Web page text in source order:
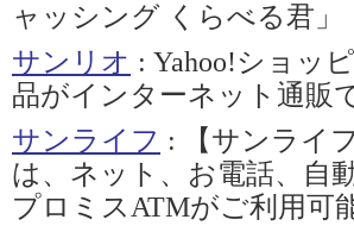
ャッシング くらべる君」
サンリオ : Yahoo!ショッ
品がインターネット通販
サンライフ : 【サンライ
は、ネット、お電話、自
プロミスATMがご利用可